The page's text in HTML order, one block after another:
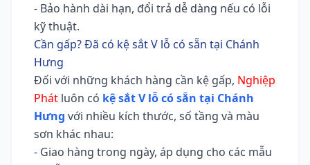
- Bảo hành dài hạn, đổi trả dễ dàng nếu có lỗi
kỹ thuật.
Cần gấp? Đã có kệ sắt V lỗ có sẵn tại Chánh
Hưng
Đối với những khách hàng cần kệ gấp, Nghiệp
Phát luôn có kệ sắt V lỗ có sẵn tại Chánh
Hưng với nhiều kích thước, số tầng và màu
sơn khác nhau:
- Giao hàng trong ngày, áp dụng cho các mẫu